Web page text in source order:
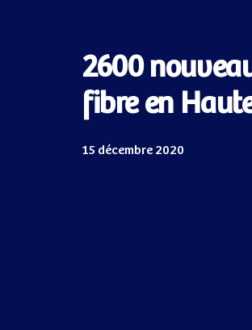
2600
fibre en
15 décembre 2020